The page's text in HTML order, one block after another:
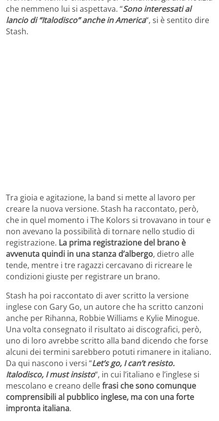
che nemmeno lui si aspettava. “Sono interessati al
lancio di “Italodisco” anche in America“, si è sentito dire
Stash.
Tra gioia e agitazione, la band si mette al lavoro per
creare la nuova versione. Stash ha raccontato, però,
che in quel momento i The Kolors si trovavano in tour e
non avevano la possibilità di tornare nello studio di
registrazione. La prima registrazione del brano è
avvenuta quindi in una stanza d’albergo, dietro alle
tende, mentre i tre ragazzi cercavano di ricreare le
condizioni giuste per registrare un brano.
Stash ha poi raccontato di aver scritto la versione
inglese con Gary Go, un autore che ha scritto canzoni
anche per Rihanna, Robbie Williams e Kylie Minogue.
Una volta consegnato il risultato ai discografici, però,
uno di loro avrebbe scritto alla band dicendo che forse
alcuni dei termini sarebbero potuti rimanere in italiano.
Da qui nascono i versi “Let’s go, I can’t resisto.
Italodisco, I must insisto“, in cui l’italiano e l’inglese si
mescolano e creano dellefrasi che sono comunque
comprensibili al pubblico inglese, ma con una forte
impronta italiana.